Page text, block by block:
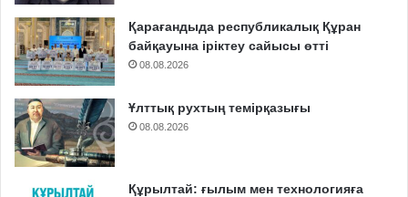
Қарағандыда республикалық Құран
байқауына іріктеу сайысы өтті
08.08.2026
Ұлттық рухтың темірқазығы
08.08.2026
Құрылтай: ғылым мен технологияға